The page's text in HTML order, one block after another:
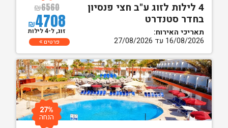
4 לילות לזוג ע"ב חצי פנסיון
בחדר סטנדרט
תאריכי האירוח:
16/08/2026 עד 27/08/2026
₪6560
₪4708
זוג, ל-4 לילות
פרטים
27%
הנחה